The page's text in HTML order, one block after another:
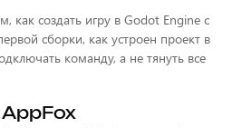
как создать игру в Godot Engine с
сборки, как устроен проект в
команду, а не тянуть все